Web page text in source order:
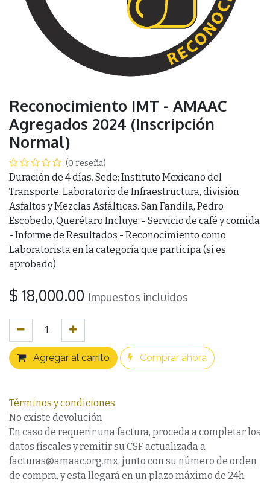
Reconocimiento IMT - AMAAC
Agregados 2024 (Inscripción
Normal)
(0 reseña)
Duración de 4 días. Sede: Instituto Mexicano del
Transporte. Laboratorio de Infraestructura, división
Asfaltos y Mezclas Asfálticas. San Fandila, Pedro
Escobedo, Querétaro Incluye: - Servicio de café y comida
- Informe de Resultados - Reconocimiento como
Laboratorista en la categoría que participa (si es
aprobado).
$ 18,000.00 Impuestos incluidos
Agregar al carrito Comprar ahora
Términos y condiciones
No existe devolución
En caso de requerir una factura, proceda a completar los
datos fiscales y remitir su CSF actualizada a
facturas@amaac.org.mx, junto con su número de orden
de compra, y esta llegará en un plazo máximo de 24h